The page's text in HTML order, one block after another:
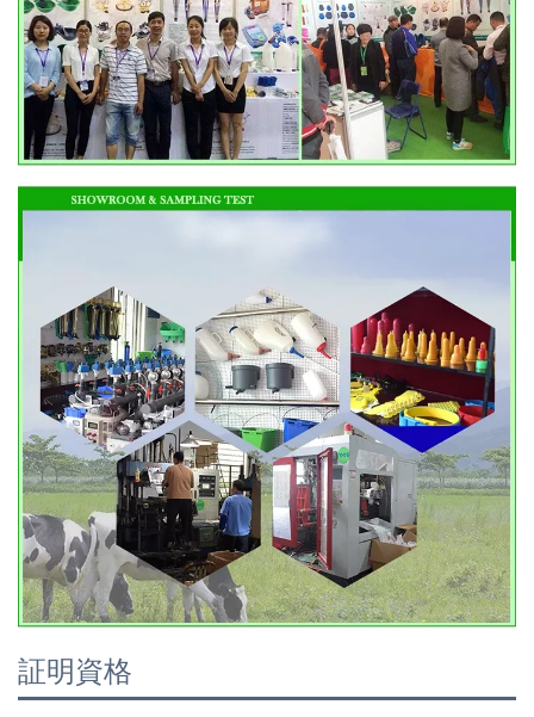
証明資格